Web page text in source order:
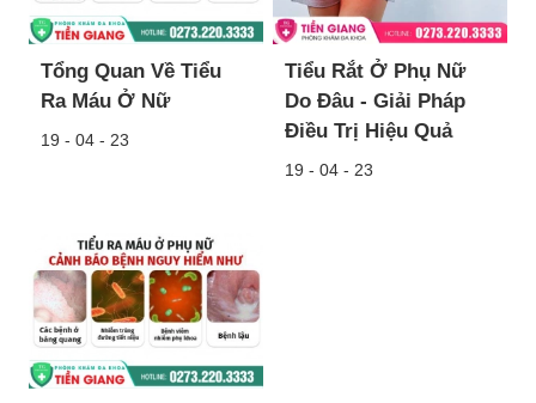
Tổng Quan Về Tiểu
Ra Máu Ở Nữ
19 - 04 - 23
Tiểu Rắt Ở Phụ Nữ
Do Đâu - Giải Pháp
Điều Trị Hiệu Quả
19 - 04 - 23